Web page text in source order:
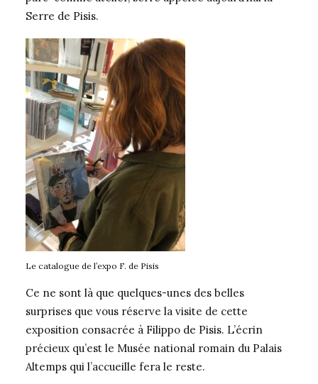
Serre de Pisis.
Le catalogue de l’expo F. de Pisis
Ce ne sont là que quelques-unes des belles
surprises que vous réserve la visite de cette
exposition consacrée à Filippo de Pisis. L’écrin
précieux qu’est le Musée national romain du Palais
Altemps qui l’accueille fera le reste.